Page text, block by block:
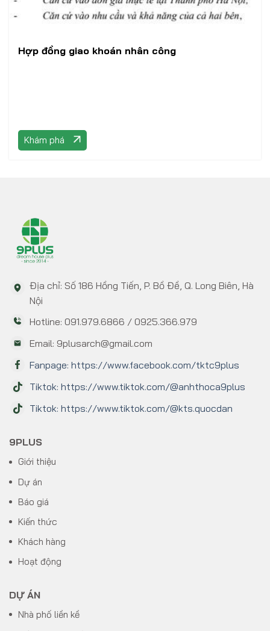
Hợp đồng giao khoán nhân công
Khám phá
Địa chỉ: Số 186 Hồng Tiến, P. Bồ Đề, Q. Long Biên, Hà
Nội
Hotline: 091.979.6866 / 0925.366.979
Email: 9plusarch@gmail.com
Fanpage: https://www.facebook.com/tktc9plus
Tiktok: https://www.tiktok.com/@anhthoca9plus
Tiktok: https://www.tiktok.com/@kts.quocdan
9PLUS
Giới thiệu
Dự án
Báo giá
Kiến thức
Khách hàng
Hoạt động
DỰ ÁN
Nhà phố liền kề